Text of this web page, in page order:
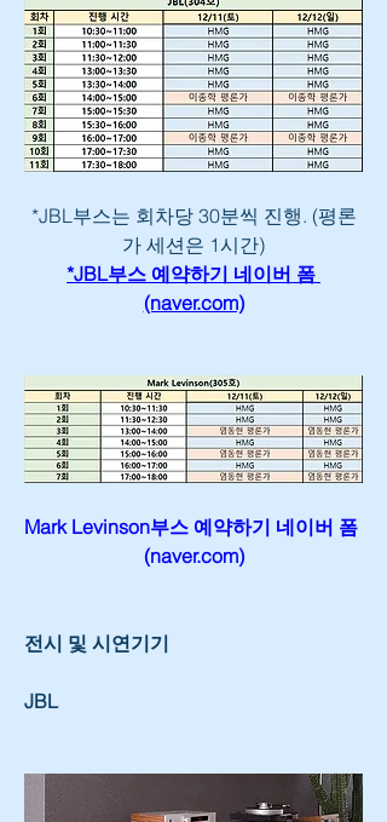
*JBL부스는 회차당 30분씩 진행. (평론
가 세션은 1시간)
*JBL부스 예약하기 네이버 폼
(naver.com)
Mark Levinson부스 예약하기 네이버 폼
(naver.com)
전시 및 시연기기
JBL